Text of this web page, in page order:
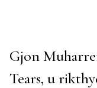
Gjon
Tears, u